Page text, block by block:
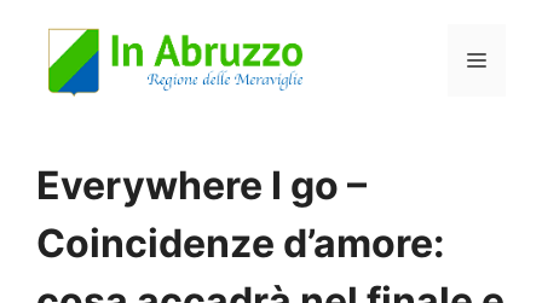
Menu
Everywhere I go –
Coincidenze d’amore: